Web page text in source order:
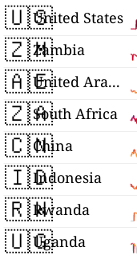
🇺🇸United States
🇿🇲Zambia
🇦🇪 United Arab Emirates
🇿🇦South Africa
🇨🇳China
🇮🇩Indonesia
🇷🇼Rwanda
🇺🇬Uganda